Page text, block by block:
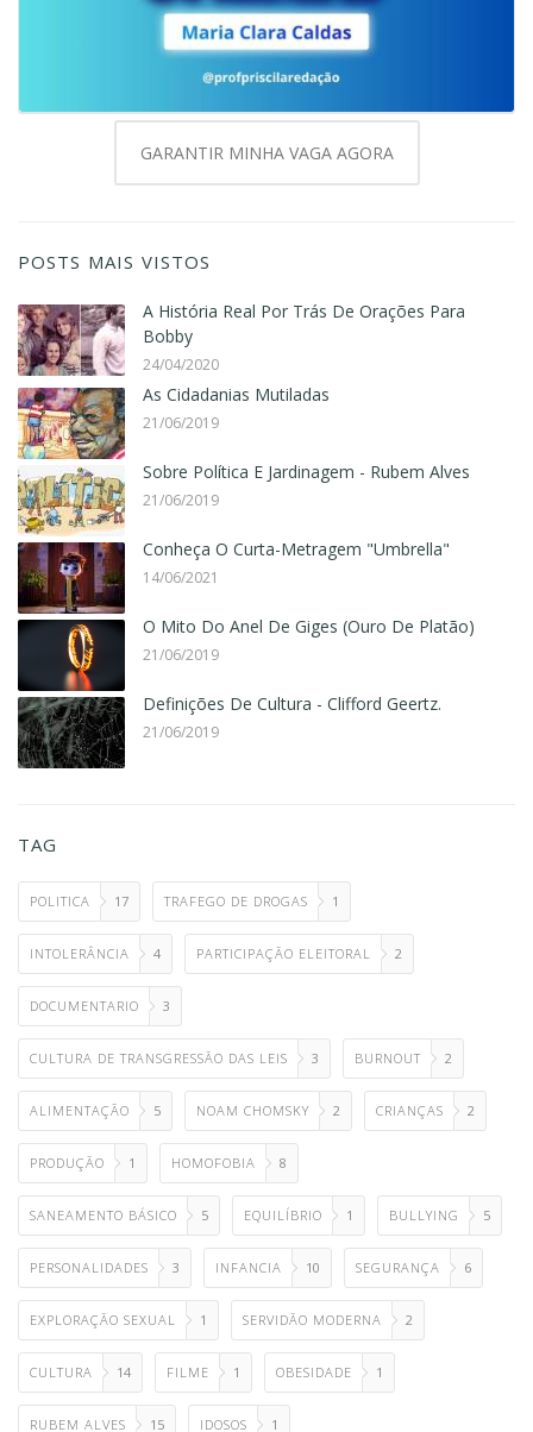
GARANTIR MINHA VAGA AGORA
POSTS MAIS VISTOS
A História Real Por Trás De Orações Para
Bobby
24/04/2020
As Cidadanias Mutiladas
21/06/2019
Sobre Política E Jardinagem - Rubem Alves
21/06/2019
Conheça O Curta-Metragem "Umbrella"
14/06/2021
O Mito Do Anel De Giges (Ouro De Platão)
21/06/2019
Definições De Cultura - Clifford Geertz.
21/06/2019
TAG
POLITICA 17 TRAFEGO DE DROGAS 1
INTOLERÂNCIA 4 PARTICIPAÇÃO ELEITORAL 2
DOCUMENTARIO 3
CULTURA DE TRANSGRESSÃO DAS LEIS 3 BURNOUT 2
ALIMENTAÇÃO 5 NOAM CHOMSKY 2 CRIANÇAS 2
PRODUÇÃO 1 HOMOFOBIA 8
SANEAMENTO BÁSICO 5 EQUILÍBRIO 1 BULLYING 5
PERSONALIDADES 3 INFANCIA 10 SEGURANÇA 6
EXPLORAÇÃO SEXUAL 1 SERVIDÃO MODERNA 2
CULTURA 14 FILME 1 OBESIDADE 1
RUBEM ALVES 15 IDOSOS 1